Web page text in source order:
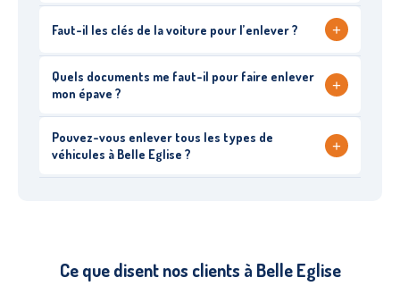
Faut-il les clés de la voiture pour l’enlever ? +
Quels documents me faut-il pour faire enlever
mon épave ?
+
Pouvez-vous enlever tous les types de
véhicules à Belle Eglise ?
+
Ce que disent nos clients à Belle Eglise